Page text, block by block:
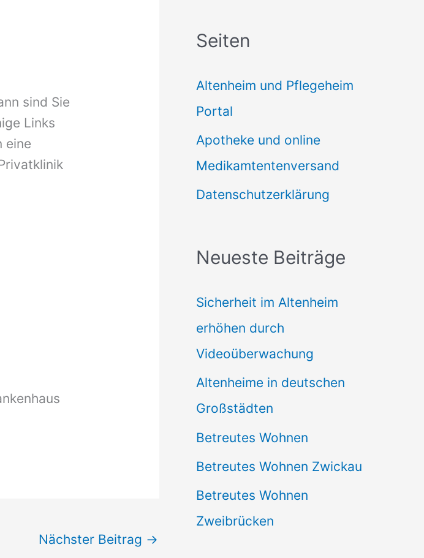
sind Sie
Links
eine
Nächster Beitrag →
h
n
n
a
c
h
Seiten
Altenheim und Pflegeheim
Portal
Apotheke und online
Medikamtentenversand
Datenschutzerklärung
Neueste Beiträge
Sicherheit im Altenheim
erhöhen durch
Videoüberwachung
Altenheime in deutschen
Großstädten
Betreutes Wohnen
Betreutes Wohnen Zwickau
Betreutes Wohnen
Zweibrücken